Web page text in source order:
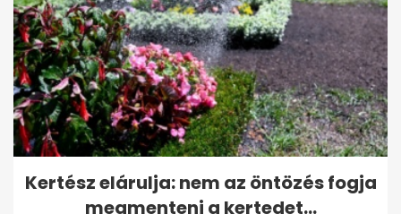
Kertész elárulja: nem az öntözés fogja
megmenteni a kertedet...